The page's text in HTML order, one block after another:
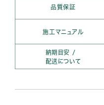
品質保証
施工マニュアル
納期目安 /
配送について